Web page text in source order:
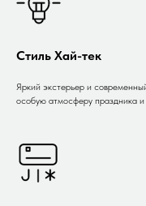
Стиль Хай-тек
Яркий экстерьер и
особую атмосферу праздника и